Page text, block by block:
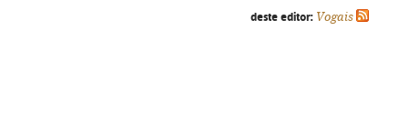
deste editor: Vogais